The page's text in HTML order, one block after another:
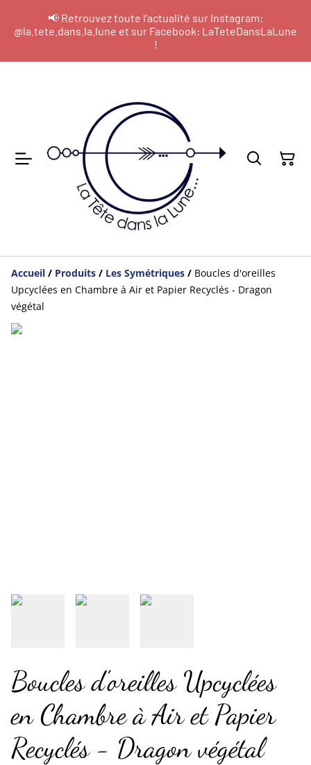
📢 Retrouvez toute l'actualité sur Instagram:
@la.tete.dans.la.lune et sur Facebook: LaTeteDansLaLune
!
Accueil / Produits / Les Symétriques / Boucles d'oreilles
Upcyclées en Chambre à Air et Papier Recyclés - Dragon
végétal
Boucles d'oreilles Upcyclées
en Chambre à Air et Papier
Recyclés - Dragon végétal